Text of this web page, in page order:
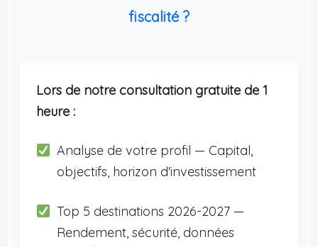
fiscalité ?
Lors de notre consultation gratuite de 1
heure :
Analyse de votre profil — Capital,
objectifs, horizon d'investissement
Top 5 destinations 2026-2027 —
Rendement, sécurité, données